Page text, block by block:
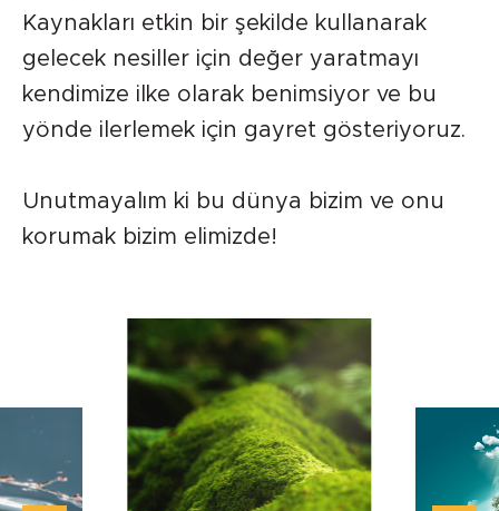
Kaynakları etkin bir şekilde kullanarak
gelecek nesiller için değer yaratmayı
kendimize ilke olarak benimsiyor ve bu
yönde ilerlemek için gayret gösteriyoruz.
Unutmayalım ki bu dünya bizim ve onu
korumak bizim elimizde!